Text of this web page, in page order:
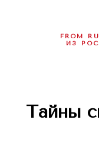
FROM
ИЗ
Тайны